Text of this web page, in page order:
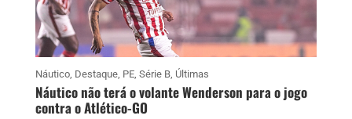
Náutico, Destaque, PE, Série B, Últimas
Náutico não terá o volante Wenderson para o jogo
contra o Atlético-GO